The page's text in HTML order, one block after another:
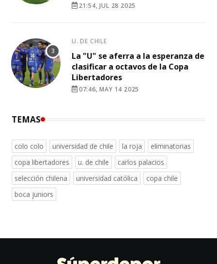
21:54, JUL 28 2025
U. DE CHILE
La "U" se aferra a la esperanza de
clasificar a octavos de la Copa
Libertadores
07:46, MAY 14 2025
TEMAS
colo colo universidad de chile la roja
eliminatorias
copa libertadores
u. de chile
carlos palacios
selección chilena
universidad católica
copa chile
boca juniors